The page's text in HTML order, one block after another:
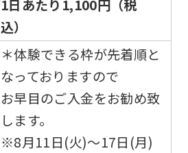
1日あたり1,100円（税
込）
＊体験できる枠が先着順と
なっておりますので
お早目のご入金をお勧め致
します。
※8月11日(火)〜17日(月)